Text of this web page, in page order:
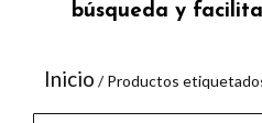
búsqueda y
Inicio / Productos